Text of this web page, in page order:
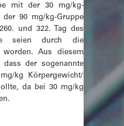
mit der 30 mg/kg-
90 mg/kg-Gruppe
und 322. Tag des
seien durch die
worden. Aus diesem
der sogenannte
kg Körpergewicht/
da bei 30 mg/kg